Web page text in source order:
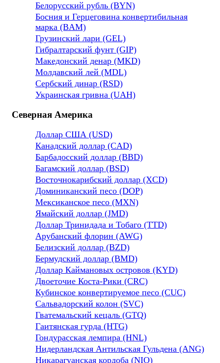
Белорусский рубль (BYN)
Босния и Герцеговина конвертибильная
марка (BAM)
Грузинский лари (GEL)
Гибралтарский фунт (GIP)
Македонский денар (MKD)
Молдавский лей (MDL)
Сербский динар (RSD)
Украинская гривна (UAH)
Северная Америка
Доллар США (USD)
Канадский доллар (CAD)
Барбадосский доллар (BBD)
Багамский доллар (BSD)
Восточнокарибский доллар (XCD)
Доминиканский песо (DOP)
Мексиканское песо (MXN)
Ямайский доллар (JMD)
Доллар Тринидада и Тобаго (TTD)
Арубанский флорин (AWG)
Белизский доллар (BZD)
Бермудский доллар (BMD)
Доллар Каймановых островов (KYD)
Двоеточие Коста-Рики (CRC)
Кубинское конвертируемое песо (CUC)
Сальвадорский колон (SVC)
Гватемальский кецаль (GTQ)
Гаитянская гурда (HTG)
Гондурасская лемпира (HNL)
Нидерландская Антильская Гульдена (ANG)
Никарагуанская кордоба (NIO)